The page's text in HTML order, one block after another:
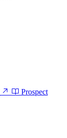
Prospect